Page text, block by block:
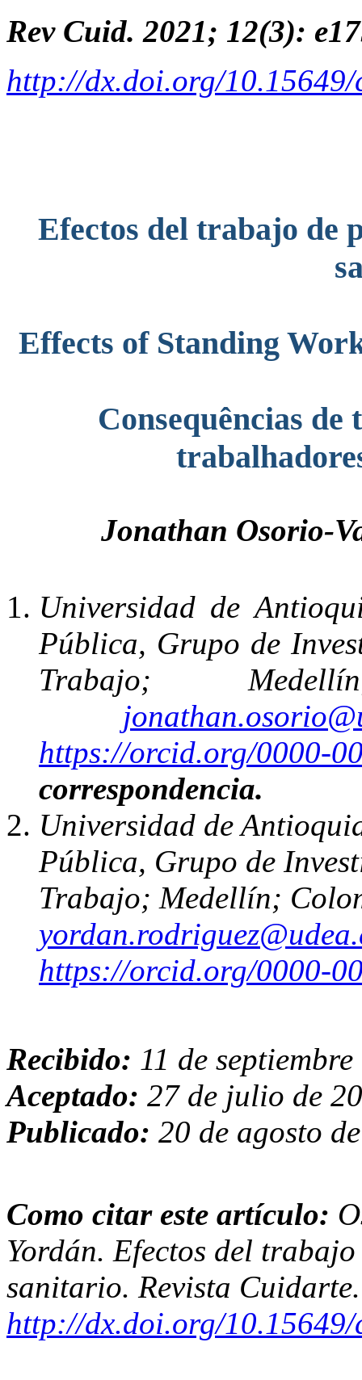
Rev Cuid. 2021; 12(3):
http://dx.doi.org/
Efectos del trabajo de
Effects of Standing
Consequências
Jonathan Osorio-
Universidad de
Pública, Grupo de
Trabajo;
https://orcid.org/0000-
correspondencia.
Universidad de
Pública, Grupo de
Trabajo; Medellín;
https://orcid.org/0000-
Recibido: 11 de
Aceptado: 27 de julio de
Publicado: 20 de agosto
Como citar este artículo:
Yordán. Efectos del
sanitario. Revista
http://dx.doi.org/